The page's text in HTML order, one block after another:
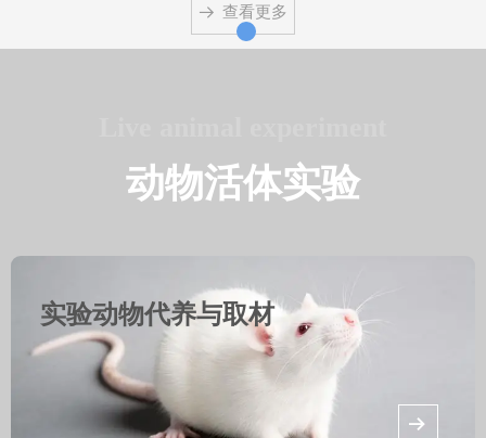
뀠 查看更多
实验动物代养与取材
뀠
动物活体实验